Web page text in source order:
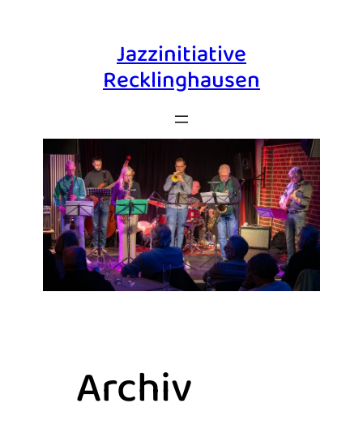
springenJazzinitiative
Recklinghausen
Archiv